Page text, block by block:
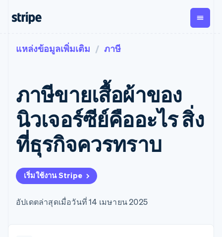
การชำระเงิน
การชำระเงิน
ออนไลน์
Payment links
การชำระเงิน
แบบไม่ต้อง
เขียนโค้ด
Checkout
UI การชำระ
เงินสำเร็จรูป
Elements
องค์ประกอบ UI
ที่ยืดหยุ่น
เงิน
มากกว่า 125
รายรับ
รายรับตาม
แบบแผนล่วง
หน้า
Metronome
การเรียกเก็บ
ใช้งาน
การชำระเงิน
ตามรอบบิล
การชำระเงิน
ตามรอบบิล
Invoicing
ครั้งเดียวหรือ
ล่วงหน้า
Tax
ขายและ VAT
Global
Payouts
เบิกจ่าย
บุคคลที่
สาม
การชำ
เงินสำ
ตามขั้น
ธุรกิจสตาร์ทอัพ
ตามกรณีใช้งาน
การค้าแบบใช้เอเจนต์
อีคอมเมิร์ซ
รวมในตัว
การทำงานอัตโนมัติด้าน
การเงิน
การชำระเงินในแอป
เอกสารประกอบ
ข้อมูลอ้างอิงเกี่ยวกับ API
ไลบรารีและ SDK
Stripe Apps
คู่มือ
ติดตั้งใช้งานการชำระเงิน
สำเร็จรูป
สร้างแพลตฟอร์มหรือ
จัดการการชำระเงินตาม
เรียนรู้
เรื่องราวจากลูกค้า
คู่มือ
การสนับสนุน
รับการสนับสนุน
รับการจัดการ
บริการเฉพาะทาง
แหล่งข้อมูลเพิ่มเติม ภาษี
ภาษีขายเสื้อผ้าของ
นิวเจอร์ซีย์คืออะไร สิ่ง
ที่ธุรกิจควรทราบ
เริ่มใช้งาน Stripe
อัปเดตล่าสุดเมื่อวันที่ 14 เมษายน 2025